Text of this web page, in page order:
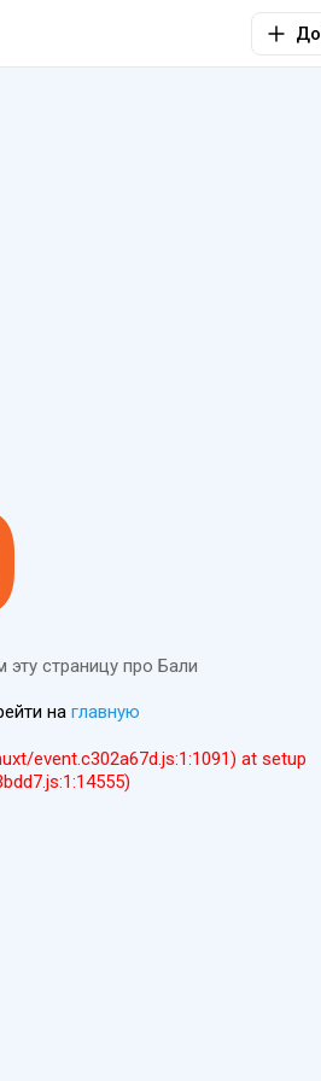
страницу про Бали
на главную
event.c302a67d.js:1:1091) at setup